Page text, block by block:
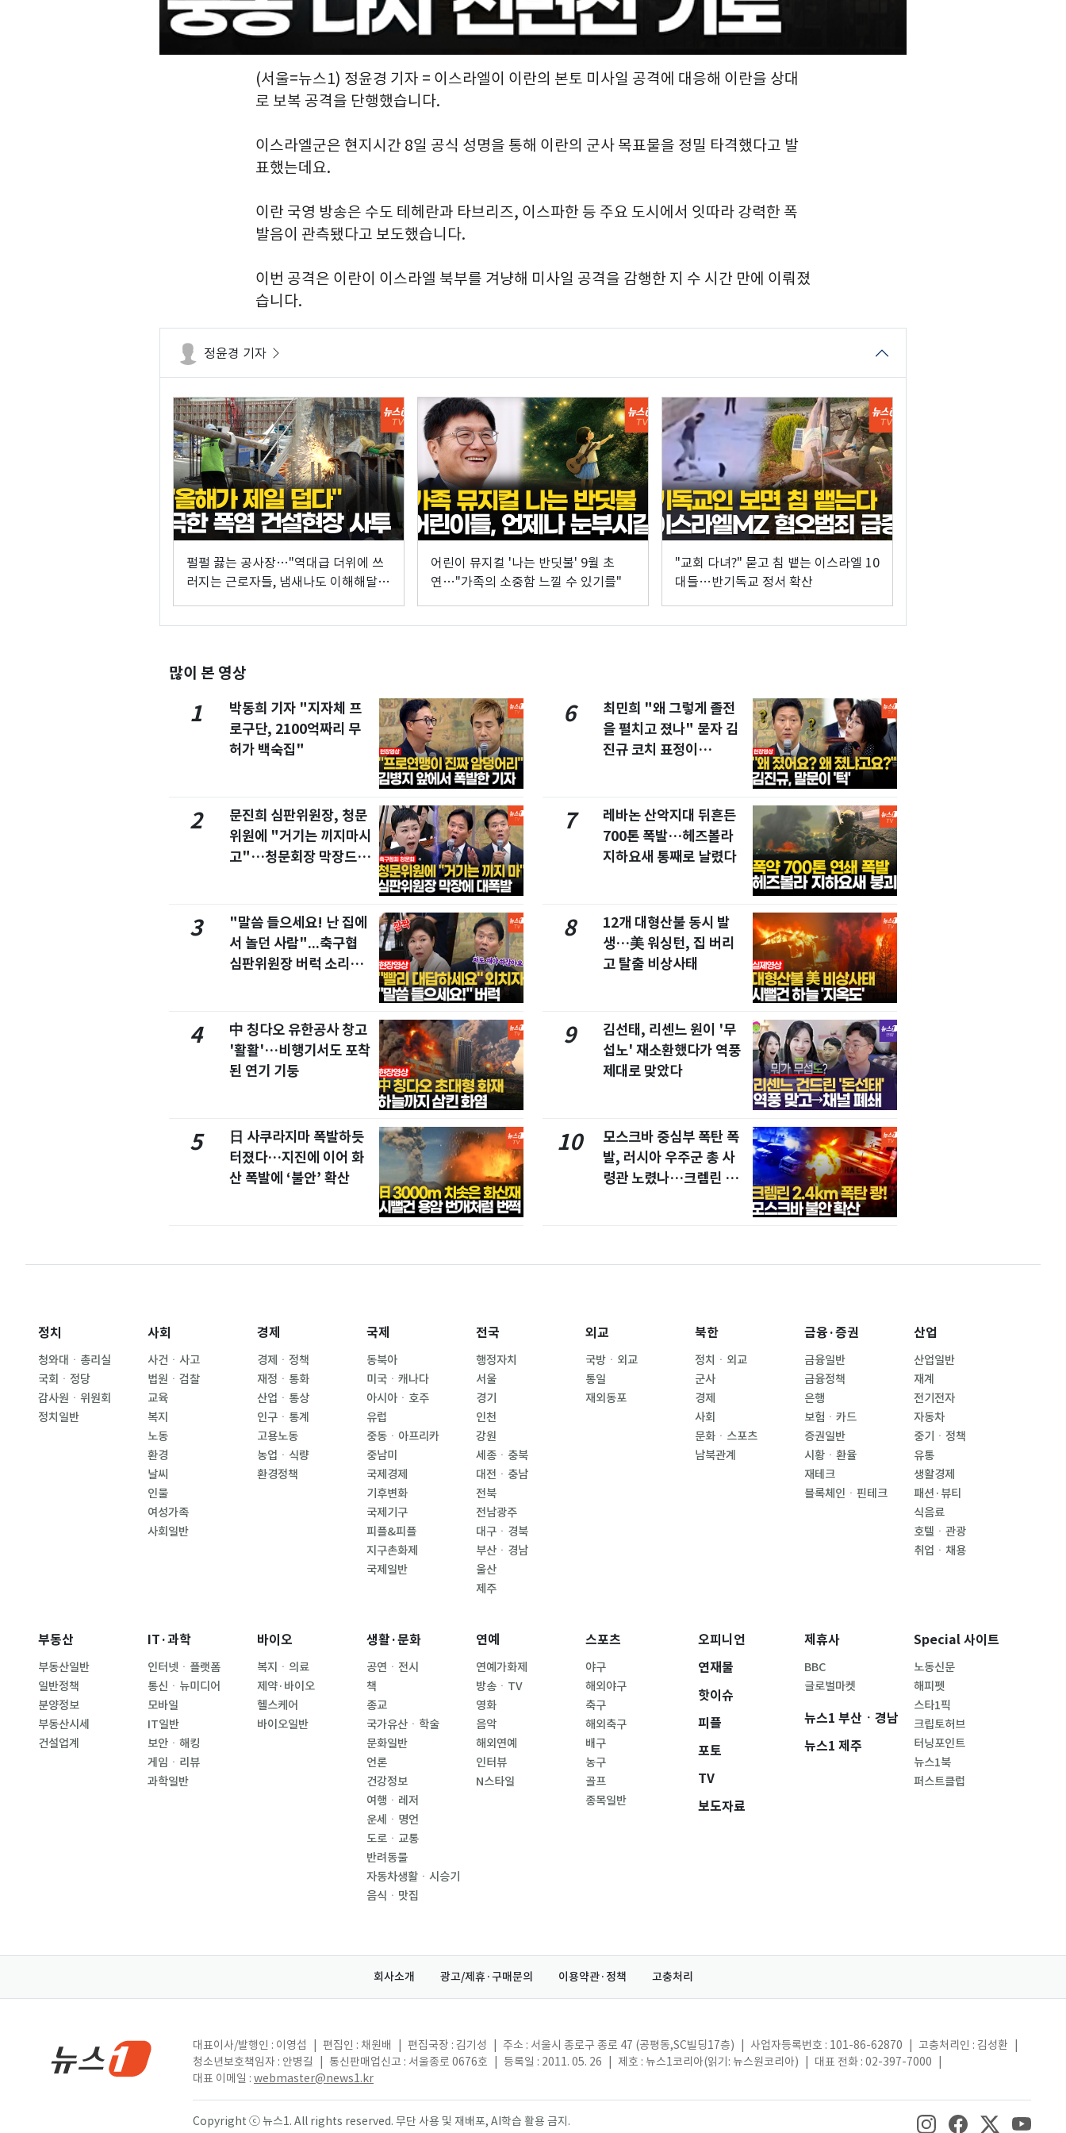
(서울=뉴스1) 정윤경 기자 = 이스라엘이 이란의 본토 미사일 공격에 대응해 이란을 상대
로 보복 공격을 단행했습니다.
이스라엘군은 현지시간 8일 공식 성명을 통해 이란의 군사 목표물을 정밀 타격했다고 발
표했는데요.
이란 국영 방송은 수도 테헤란과 타브리즈, 이스파한 등 주요 도시에서 잇따라 강력한 폭
발음이 관측됐다고 보도했습니다.
이번 공격은 이란이 이스라엘 북부를 겨냥해 미사일 공격을 감행한 지 수 시간 만에 이뤄졌
습니다.
정윤경 기자
펄펄 끓는 공사장…"역대급 더위에 쓰
러지는 근로자들, 냄새나도 이해해달
어린이 뮤지컬 '나는 반딧불' 9월 초
연…"가족의 소중함 느낄 수 있기를"
"교회 다녀?" 묻고 침 뱉는 이스라엘 10
대들…반기독교 정서 확산
많이 본 영상
1
박동희 기자 "지자체 프
로구단, 2100억짜리 무
허가 백숙집"
2
문진희 심판위원장, 청문
위원에 "거기는 끼지마시
고"…청문회장 막장드라
3
"말씀 들으세요! 난 집에
서 놀던 사람"...축구협
심판위원장 버럭 소리친
4
中 칭다오 유한공사 창고
'활활'…비행기서도 포착
된 연기 기둥
5
日 사쿠라지마 폭발하듯
터졌다…지진에 이어 화
산 폭발에 ‘불안’ 확산
6
최민희 "왜 그렇게 졸전
을 펼치고 졌나" 묻자 김
진규 코치 표정이…
7
레바논 산악지대 뒤흔든
700톤 폭발…헤즈볼라
지하요새 통째로 날렸다
8
12개 대형산불 동시 발
생…美 워싱턴, 집 버리
고 탈출 비상사태
9
김선태, 리센느 원이 '무
섭노' 재소환했다가 역풍
제대로 맞았다
10
모스크바 중심부 폭탄 폭
발, 러시아 우주군 총 사
령관 노렸나…크렘린 초
정치
청와대ㆍ총리실
국회ㆍ정당
감사원ㆍ위원회
정치일반
사회
사건ㆍ사고
법원ㆍ검찰
교육
복지
노동
환경
날씨
인물
여성가족
사회일반
경제
경제ㆍ정책
재정ㆍ통화
산업ㆍ통상
인구ㆍ통계
고용노동
농업ㆍ식량
환경정책
국제
동북아
미국ㆍ캐나다
아시아ㆍ호주
유럽
중동ㆍ아프리카
중남미
국제경제
기후변화
국제기구
피플&피플
지구촌화제
국제일반
전국
행정자치
서울
경기
인천
강원
세종ㆍ충북
대전ㆍ충남
전북
전남광주
대구ㆍ경북
부산ㆍ경남
울산
제주
외교
국방ㆍ외교
통일
재외동포
북한
정치ㆍ외교
군사
경제
사회
문화ㆍ스포츠
남북관계
금융·증권
금융일반
금융정책
은행
보험ㆍ카드
증권일반
시황ㆍ환율
재테크
블록체인ㆍ핀테크
산업
산업일반
재계
전기전자
자동차
중기ㆍ정책
유통
생활경제
패션·뷰티
식음료
호텔ㆍ관광
취업ㆍ채용
부동산
부동산일반
일반정책
분양정보
부동산시세
건설업계
IT·과학
인터넷ㆍ플랫폼
통신ㆍ뉴미디어
모바일
IT일반
보안ㆍ해킹
게임ㆍ리뷰
과학일반
바이오
복지ㆍ의료
제약·바이오
헬스케어
바이오일반
생활·문화
공연ㆍ전시
책
종교
국가유산ㆍ학술
문화일반
언론
건강정보
여행ㆍ레저
운세ㆍ명언
도로ㆍ교통
반려동물
자동차생활ㆍ시승기
음식ㆍ맛집
연예
연예가화제
방송ㆍTV
영화
음악
해외연예
인터뷰
N스타일
스포츠
야구
해외야구
축구
해외축구
배구
농구
골프
종목일반
오피니언
연재물
핫이슈
피플
포토
TV
보도자료
제휴사
BBC
글로벌마켓
뉴스1 부산ㆍ경남
뉴스1 제주
Special 사이트
노동신문
해피펫
스타1픽
크립토허브
터닝포인트
뉴스1북
퍼스트클럽
회사소개 광고/제휴·구매문의 이용약관·정책 고충처리
대표이사/발행인 : 이영섭 편집인 : 채원배 편집국장 : 김기성 주소 : 서울시 종로구 종로 47 (공평동,SC빌딩17층) 사업자등록번호 : 101-86-62870 고충처리인 : 김성환
청소년보호책임자 : 안병길
통신판매업신고 : 서울종로 0676호 등록일 : 2011. 05. 26 제호 : 뉴스1코리아(읽기: 뉴스원코리아) 대표 전화 : 02-397-7000
대표 이메일 : webmaster@news1.kr
Copyright ⓒ 뉴스1. All rights reserved. 무단 사용 및 재배포, AI학습 활용 금지.